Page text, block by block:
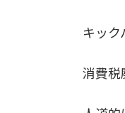
キッ
消費